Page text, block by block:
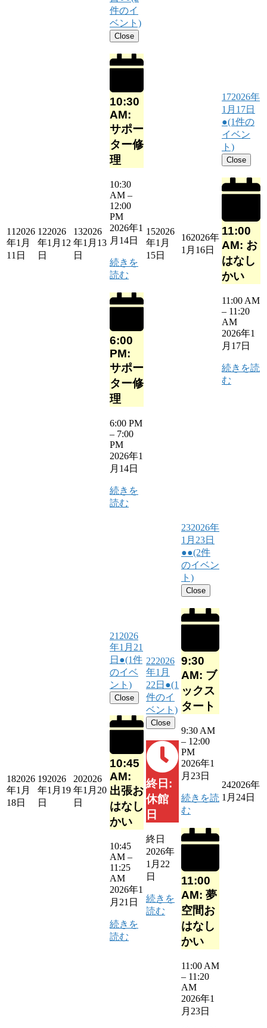
11 2026
年1月
11日
122026
年1月12
日
132026
年1月13
日
件のイ
ベント)
Close
10:30
AM:
サポー
ター修
理
10:30
AM –
12:00
PM
2026年1
月14日
続きを
読む
6:00
PM:
サポー
ター修
理
6:00 PM
– 7:00
PM
2026年1
月14日
続きを
読む
152026
年1月
15日
162026年
1月16日
172026年
1月17日
●(1件の
イベン
ト)
Close
11:00
AM: お
はなし
かい
11:00 AM
– 11:20
AM
2026年1
月17日
続きを読
む
182026
年1月
18日
192026
年1月19
日
202026
年1月20
日
21 2026
年1月21
日 ●(1件
のイベ
ント)
Close
10:45
AM:
出張お
はなし
かい
10:45
AM –
11:25
AM
2026年1
月21日
続きを
読む
222026
年1月
22日 ●(1
件のイ
ベント)
Close
終日:
休館
日
終日
2026年
1月22
日
続きを
読む
232026年
1月23日
●●(2件
のイベン
ト)
Close
9:30
AM: ブ
ックス
タート
9:30 AM
– 12:00
PM
2026年1
月23日
続きを読
む
11:00
AM: 夢
空間お
はなし
かい
11:00 AM
– 11:20
AM
2026年1
月23日
242026年
1月24日